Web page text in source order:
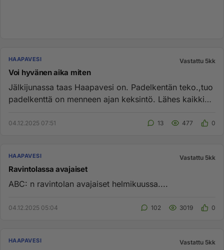
HAAPAVESI Vastattu 5kk
Voi hyvänen aika miten
Jälkijunassa taas Haapavesi on. Padelkentän teko.,tuo
padelkenttä on menneen ajan keksintö. Lähes kaikki
04.12.2025 07:51 13 477 0
HAAPAVESI Vastattu 5kk
Ravintolassa avajaiset
ABC: n ravintolan avajaiset helmikuussa....
04.12.2025 05:04 102 3019 0
HAAPAVESI Vastattu 5kk